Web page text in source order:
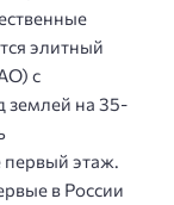
элитный
с
на 35-
этаж.
в России